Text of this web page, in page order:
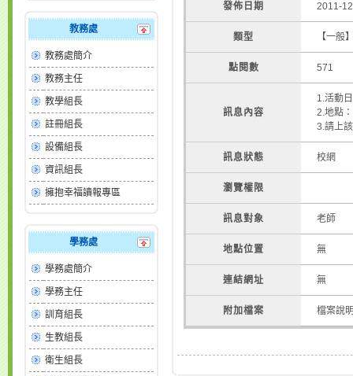
教務處
教務處簡介
教務主任
教學組長
註冊組長
設備組長
資訊組長
擁抱幸福讀報專區
學務處
學務處簡介
學務主任
訓育組長
生教組長
衛生組長
發佈日期 2011-
類型 【一般
點閱數 571
訊息內容
1.活動
2.地點
3.請上
訊息狀態 校網
瀏覽權限
訊息對象 老師
地點位置 無
連結網址 無
附加檔案 檔案說